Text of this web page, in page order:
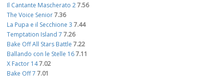
Il Cantante Mascherato 27.56
The Voice Senior7.36
La Pupa e il Secchione 3 7.44
Temptation Island 7 7.26
Bake Off All Stars Battle 7.22
Ballando con le Stelle 167.11
X Factor 147.02
Bake Off 7 7.01